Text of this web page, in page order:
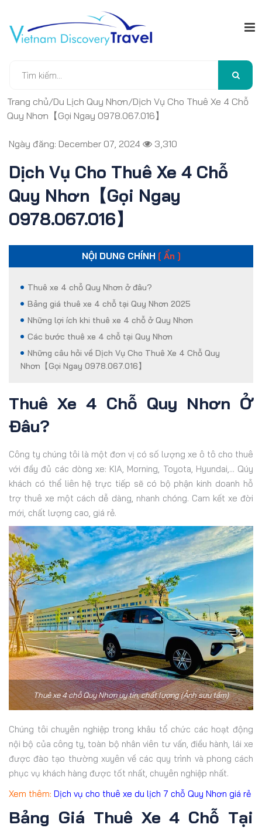
Trang chủ/Du Lịch Quy Nhơn/Dịch Vụ Cho Thuê Xe 4 Chỗ
Quy Nhơn【Gọi Ngay 0978.067.016】
Ngày đăng: December 07, 2024 3,310
Dịch Vụ Cho Thuê Xe 4 Chỗ
Quy Nhơn【Gọi Ngay
0978.067.016】
NỘI DUNG CHÍNH [ Ẩn ]
Thuê xe 4 chỗ Quy Nhơn ở đâu?
Bảng giá thuê xe 4 chỗ tại Quy Nhơn 2025
Những lợi ích khi thuê xe 4 chỗ ở Quy Nhơn
Các bước thuê xe 4 chỗ tại Quy Nhơn
Những câu hỏi về Dịch Vụ Cho Thuê Xe 4 Chỗ Quy
Nhơn【Gọi Ngay 0978.067.016】
Thuê Xe 4 Chỗ Quy Nhơn Ở
Đâu?
Công ty chúng tôi là một đơn vị có số lượng xe ô tô cho thuê
với đầy đủ các dòng xe: KIA, Morning, Toyota, Hyundai,... Qúy
khách có thể liên hệ trực tiếp sẽ có bộ phận kinh doanh hỗ
trợ thuê xe một cách dễ dàng, nhanh chóng. Cam kết xe đời
mới, chất lượng cao, giá rẻ.
Thuê xe 4 chỗ Quy Nhơn uy tín, chất lượng (Ảnh sưu tầm)
Chúng tôi chuyên nghiệp trong khâu tổ chức các hoạt động
nội bộ của công ty, toàn bộ nhân viên tư vấn, điều hành, lái xe
được đào tạo thường xuyên về các quy trình và phong cách
phục vụ khách hàng được tốt nhất, chuyên nghiệp nhất.
Xem thêm: Dịch vụ cho thuê xe du lịch 7 chỗ Quy Nhơn giá rẻ
Bảng Giá Thuê Xe 4 Chỗ Tại